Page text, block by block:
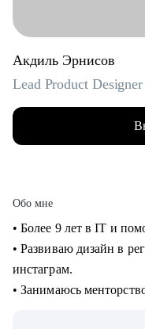
Акдиль Эрнисов
Lead Product
Обо мне
• Более 9 лет в IT и
• Развиваю дизайн в
инстаграм.
• Занимаюсь